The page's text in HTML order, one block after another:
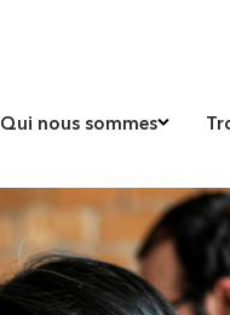
Qui nous sommes